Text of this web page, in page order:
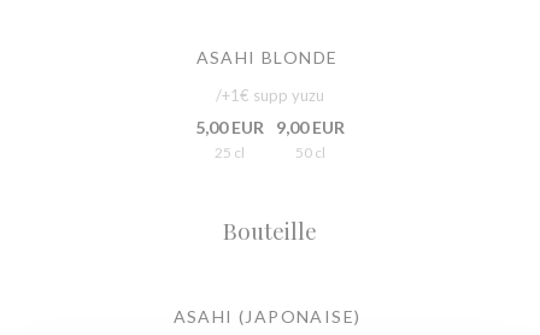
ASAHI BLONDE
/+1€ supp yuzu
5,00 EUR
25 cl
9,00 EUR
50 cl
Bouteille
ASAHI (JAPONAISE)